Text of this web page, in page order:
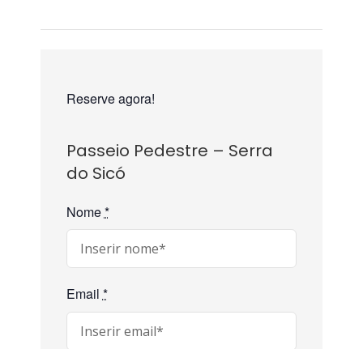
Reserve agora!
Passeio Pedestre – Serra
do Sicó
Nome*
Email *